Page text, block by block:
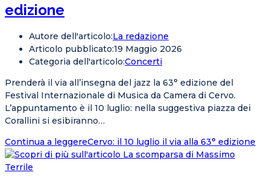
edizione
Autore dell'articolo:La redazione
Articolo pubblicato:19 Maggio 2026
Categoria dell'articolo:Concerti
Prenderà il via all’insegna del jazz la 63° edizione del
Festival Internazionale di Musica da Camera di Cervo.
L’appuntamento è il 10 luglio: nella suggestiva piazza dei
Corallini si esibiranno…
Continua a leggereCervo: il 10 luglio il via alla 63° edizione